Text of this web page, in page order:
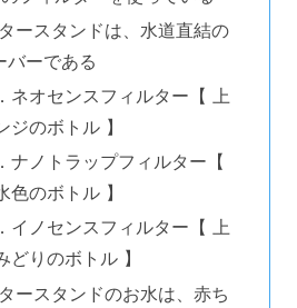
ースタンドは、水道直結の
バーである
ネオセンスフィルター【 上
ジのボトル 】
ナノトラップフィルター【
色のボトル 】
イノセンスフィルター【 上
どりのボトル 】
ースタンドのお水は、赤ち